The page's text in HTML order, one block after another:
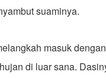
suaminya.
masuk
di luar sana.